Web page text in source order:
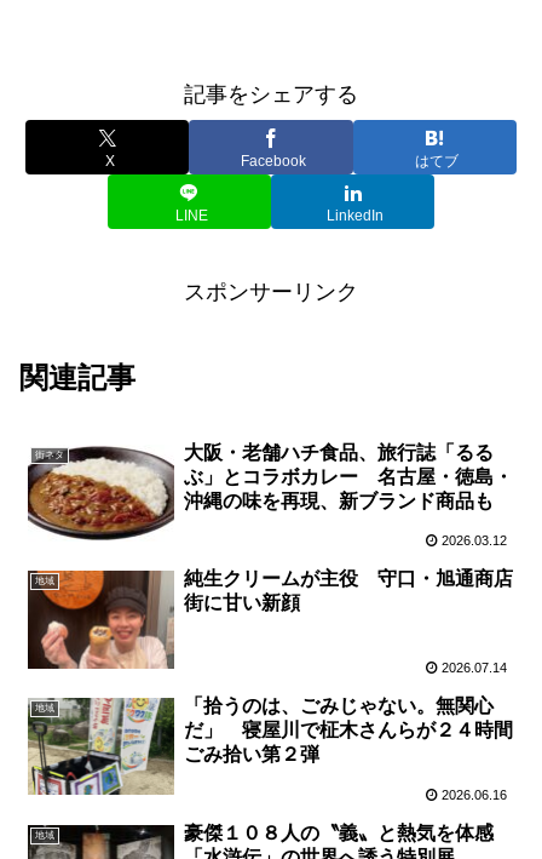
記事をシェアする
X Facebook はてブ
LINE LinkedIn
スポンサーリンク
関連記事
街ネタ
大阪・老舗ハチ食品、旅行誌「るる
ぶ」とコラボカレー 名古屋・徳島・
沖縄の味を再現、新ブランド商品も
2026.03.12
地域
純生クリームが主役 守口・旭通商店
街に甘い新顔
2026.07.14
地域
「拾うのは、ごみじゃない。無関心
だ」 寝屋川で柾木さんらが２４時間
ごみ拾い第２弾
2026.06.16
地域
豪傑１０８人の〝義〟と熱気を体感